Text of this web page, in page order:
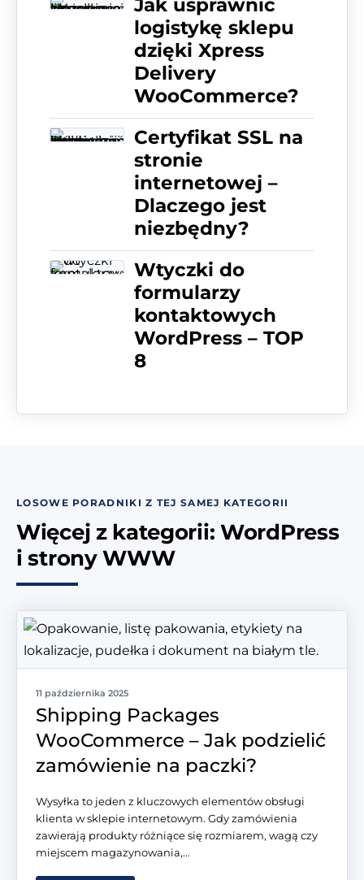
Jak usprawnić
logistykę sklepu
dzięki Xpress
Delivery
WooCommerce?
Certyfikat SSL na
stronie
internetowej –
Dlaczego jest
niezbędny?
Wtyczki do
formularzy
kontaktowych
WordPress – TOP
8
LOSOWE PORADNIKI Z TEJ SAMEJ KATEGORII
Więcej z kategorii: WordPress
i strony WWW
11 października 2025
Shipping Packages
WooCommerce – Jak podzielić
zamówienie na paczki?
Wysyłka to jeden z kluczowych elementów obsługi
klienta w sklepie internetowym. Gdy zamówienia
zawierają produkty różniące się rozmiarem, wagą czy
miejscem magazynowania,...